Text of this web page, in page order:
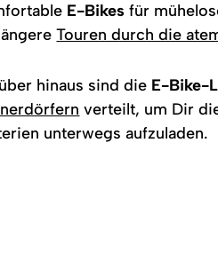
E-Bikes für
Touren durch die
hinaus sind die E-Bike-
verteilt, um Dir
unterwegs aufzuladen.